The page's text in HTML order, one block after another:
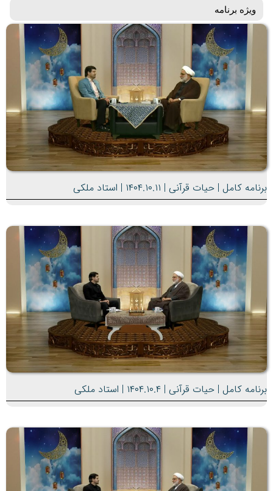
ویژه برنامه
برنامه کامل | حیات قرآنی | ۱۴۰۴.۱۰.۱۱ | استاد ملکی
برنامه کامل | حیات قرآنی | ۱۴۰۴.۱۰.۴ | استاد ملکی